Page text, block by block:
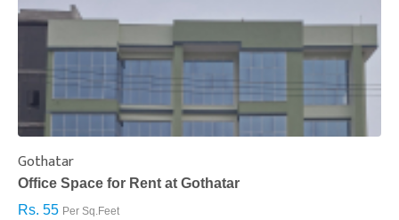
Gothatar
Office Space for Rent at Gothatar
Rs. 55 Per Sq.Feet